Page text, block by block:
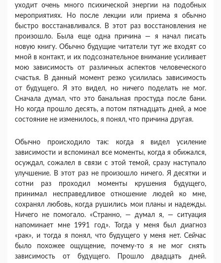
уходит очень много психической энергии на подобных
меропри­ятиях. Но после лекции или приема я обычно
быстро восстанавливался. В этот раз восстановле­ния не
произошло. Была еще одна причина — я начал писать
новую книгу. Обычно будущие чита­тели тут же входят со
мной в контакт, и их подсознательное внимание усиливает
мою зави­симость от различных аспектов человеческого
счастья. В данный момент резко усилилась зави­симость
от будущего. Я это видел, но ничего поде­лать не мог.
Сначала думал, что это банальная простуда после бани.
Но когда прошло десять, а потом пятнадцать дней, а мое
состояние не изме­нилось, я понял, что причина другая.
Обычно происходило так: когда я видел усиле­ние
зависимости и вспоминал все моменты, когда я обижался,
осуждал, сожалел в связи с этой те­мой, сразу наступало
улучшение. В этот раз не произошло ничего. Я десятки и
сотни раз прохо­дил моменты крушения будущего,
принимал не­справедливое отношение людей ко мне,
сохранял любовь, когда рушились мои планы и надежды.
Ничего не помогало. «Странно, — думал я, — си­туация
напоминает мне 1991 год». Тогда у меня был диагноз
«рак», и тогда я понял, что будущего у меня нет. Сейчас
было похожее ощущение, по­чему-то я не мог снять
зависимость от будущего. Прошло двадцать дней.